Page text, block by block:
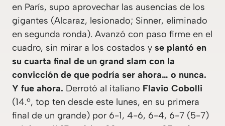
en París, supo aprovechar las ausencias de los
gigantes (Alcaraz, lesionado; Sinner, eliminado
en segunda ronda). Avanzó con paso firme en el
cuadro, sin mirar a los costados y se plantó en
su cuarta final de un grand slam con la
convicción de que podría ser ahora… o nunca.
Y fue ahora. Derrotó al italiano Flavio Cobolli
(14.º, top ten desde este lunes, en su primera
final de un grande) por 6-1, 4-6, 6-4, 6-7 (5-7)